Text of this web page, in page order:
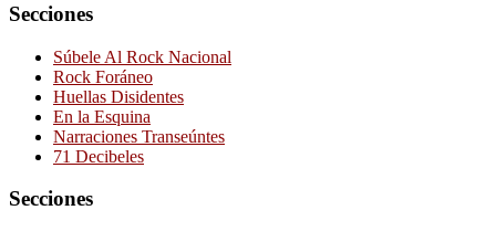
Secciones
Súbele Al Rock Nacional
Rock Foráneo
Huellas Disidentes
En la Esquina
Narraciones Transeúntes
71 Decibeles
Secciones